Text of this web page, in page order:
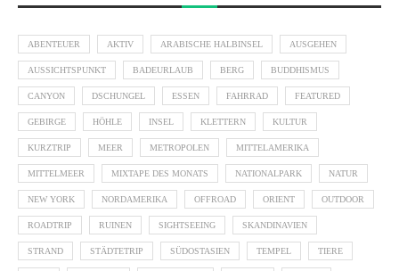
ABENTEUER AKTIV ARABISCHE HALBINSEL AUSGEHEN
AUSSICHTSPUNKT BADEURLAUB BERG BUDDHISMUS
CANYON DSCHUNGEL ESSEN FAHRRAD FEATURED
GEBIRGE HÖHLE INSEL KLETTERN KULTUR
KURZTRIP MEER METROPOLEN MITTELAMERIKA
MITTELMEER MIXTAPE DES MONATS NATIONALPARK NATUR
NEW YORK NORDAMERIKA OFFROAD ORIENT OUTDOOR
ROADTRIP RUINEN SIGHTSEEING SKANDINAVIEN
STRAND STÄDTETRIP SÜDOSTASIEN TEMPEL TIERE